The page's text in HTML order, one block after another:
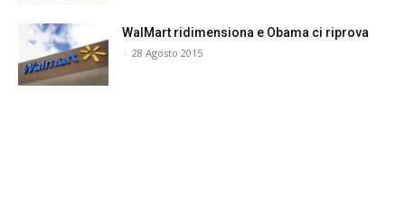
WalMart ridimensiona e Obama ci riprova
- 28 Agosto 2015